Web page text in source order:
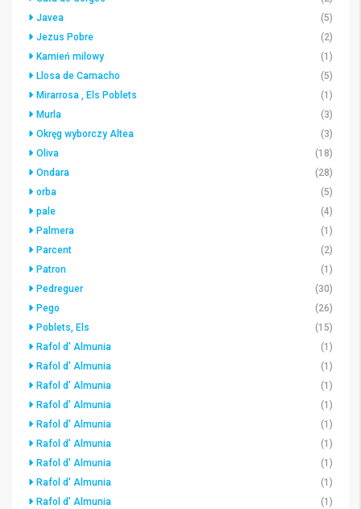
Javea
(5)
Jezus Pobre
(2)
Kamień milowy
(1)
Llosa de Camacho
(5)
Mirarrosa , Els Poblets
(1)
Murla
(3)
Okręg wyborczy Altea
(3)
Oliva
(18)
Ondara
(28)
orba
(5)
pale
(4)
Palmera
(1)
Parcent
(2)
Patron
(1)
Pedreguer
(30)
Pego
(26)
Poblets, Els
(15)
Rafol d' Almunia
(1)
Rafol d' Almunia
(1)
Rafol d' Almunia
(1)
Rafol d' Almunia
(1)
Rafol d' Almunia
(1)
Rafol d' Almunia
(1)
Rafol d' Almunia
(1)
Rafol d' Almunia
(1)
Rafol d' Almunia
(1)